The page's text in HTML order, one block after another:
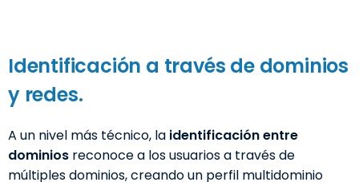
Identificación a través de dominios
y redes.
A un nivel más técnico, la identificación entre
dominios reconoce a los usuarios a través de
múltiples dominios, creando un perfil multidominio